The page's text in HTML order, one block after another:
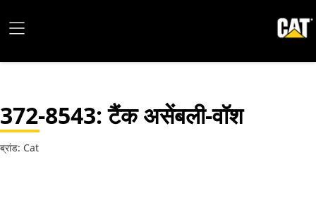
372-8543: टैंक असेंबली-वॉश
ब्रांड: Cat